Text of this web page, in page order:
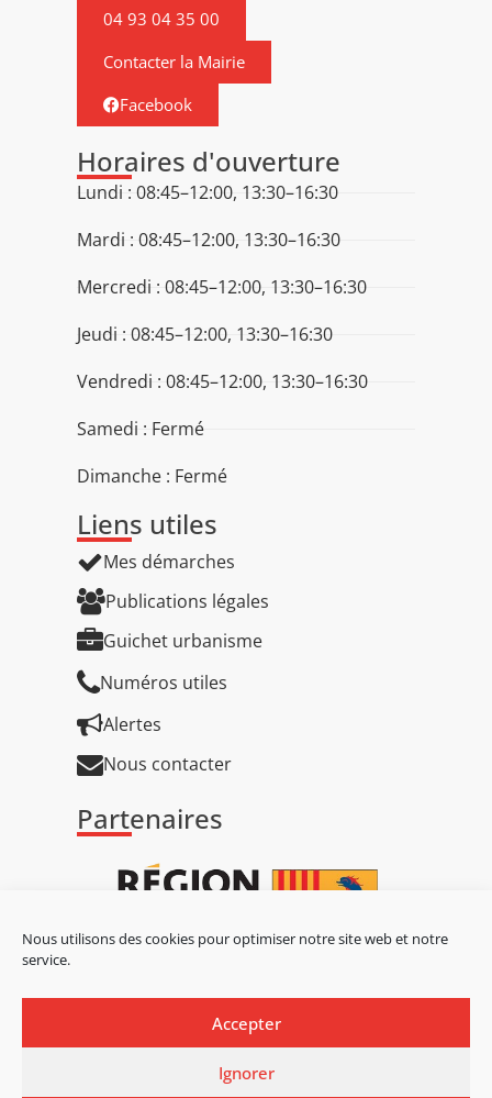
Nous utilisons des cookies pour optimiser notre site web et notre
service.
Accepter
Ignorer
04 93 04 35 00
Contacter la Mairie
Facebook
Horaires d'ouverture
Lundi : 08:45–12:00, 13:30–16:30
Mardi : 08:45–12:00, 13:30–16:30
Mercredi : 08:45–12:00, 13:30–16:30
Jeudi : 08:45–12:00, 13:30–16:30
Vendredi : 08:45–12:00, 13:30–16:30
Samedi : Fermé
Dimanche : Fermé
Liens utiles
Mes démarches
Publications légales
Guichet urbanisme
Numéros utiles
Alertes
Nous contacter
Partenaires